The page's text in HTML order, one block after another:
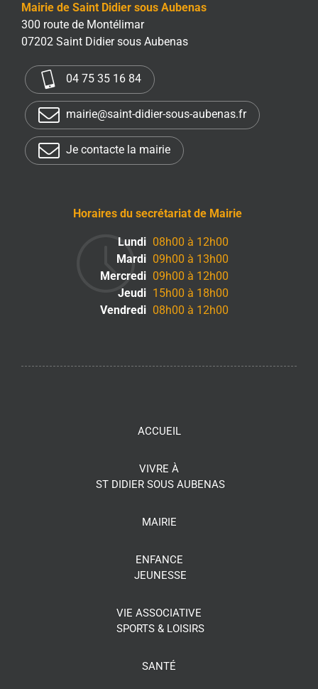
Mairie de Saint Didier sous Aubenas
300 route de Montélimar
07202 Saint Didier sous Aubenas
04 75 35 16 84
mairie@saint-didier-sous-aubenas.fr
Je contacte la mairie
Horaires du secrétariat de Mairie
Lundi 08h00 à 12h00
Mardi 09h00 à 13h00
Mercredi 09h00 à 12h00
Jeudi 15h00 à 18h00
Vendredi 08h00 à 12h00
ACCUEIL
VIVRE À
ST DIDIER SOUS AUBENAS
MAIRIE
ENFANCE
JEUNESSE
VIE ASSOCIATIVE
SPORTS & LOISIRS
SANTÉ